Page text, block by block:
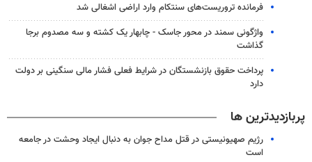
فرمانده تروریست‌های سنتکام وارد اراضی اشغالی شد
واژگونی سمند در محور جاسک - چابهار یک کشته و سه مصدوم برجا
گذاشت
پرداخت حقوق بازنشستگان در شرایط فعلی فشار مالی سنگینی بر دولت
دارد
پربازدیدترین ها
رژیم صهیونیستی در قتل مداح جوان به دنبال ایجاد وحشت در جامعه
است